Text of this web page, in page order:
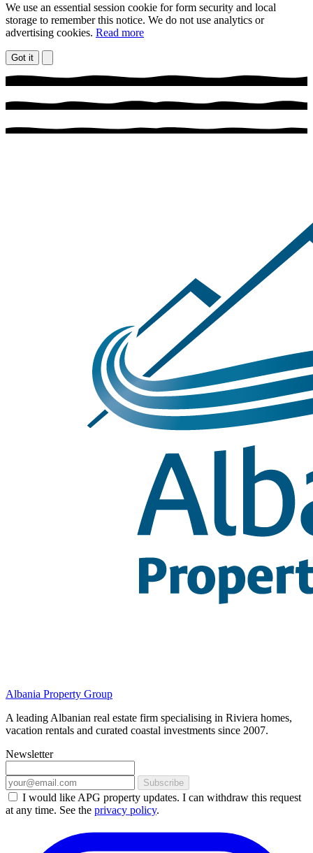
We use an essential session cookie for form security and local
storage to remember this notice. We do not use analytics or
advertising cookies. Read more
Got it
Albania Property Group
A leading Albanian real estate firm specialising in Riviera homes,
vacation rentals and curated coastal investments since 2007.
Newsletter
Subscribe
I would like APG property updates. I can withdraw this request
at any time. See the privacy policy.